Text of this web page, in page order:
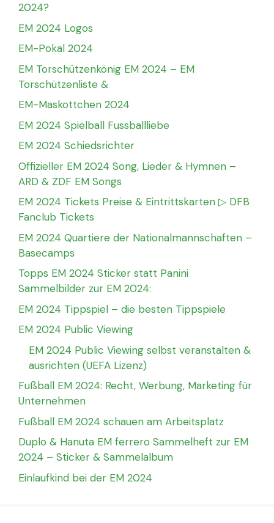
2024?
EM 2024 Logos
EM-Pokal 2024
EM Torschützenkönig EM 2024 – EM
Torschützenliste &
EM-Maskottchen 2024
EM 2024 Spielball Fussballliebe
EM 2024 Schiedsrichter
Offizieller EM 2024 Song, Lieder & Hymnen –
ARD & ZDF EM Songs
EM 2024 Tickets Preise & Eintrittskarten ▷ DFB
Fanclub Tickets
EM 2024 Quartiere der Nationalmannschaften –
Basecamps
Topps EM 2024 Sticker statt Panini
Sammelbilder zur EM 2024:
EM 2024 Tippspiel – die besten Tippspiele
EM 2024 Public Viewing
EM 2024 Public Viewing selbst veranstalten &
ausrichten (UEFA Lizenz)
Fußball EM 2024: Recht, Werbung, Marketing für
Unternehmen
Fußball EM 2024 schauen am Arbeitsplatz
Duplo & Hanuta EM ferrero Sammelheft zur EM
2024 – Sticker & Sammelalbum
Einlaufkind bei der EM 2024